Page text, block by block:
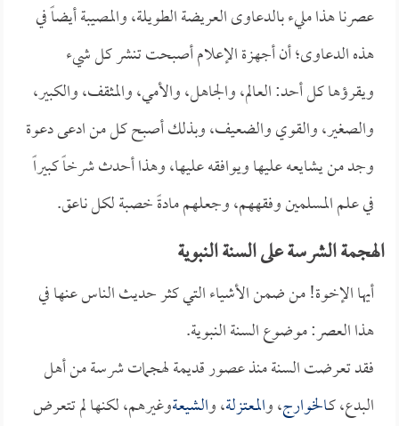
عصرنا هذا مليء بالدعاوى العريضة الطويلة، والمصيبة أيضاً في
هذه الدعاوى؛ أن أجهزة الإعلام أصبحت تنشر كل شيء
ويقرؤها كل أحد: العالم، والجاهل، والأمي، والمثقف، والكبير،
والصغير، والقوي والضعيف، وبذلك أصبح كل من ادعى دعوة
وجد من يشايعه عليها ويوافقه عليها، وهذا أحدث شرخاً كبيراً
في علم المسلمين وفقههم، وجعلهم مادةً خصبة لكل ناعق.
الهجمة الشرسة على السنة النبوية
أيها الإخوة! من ضمن الأشياء التي كثر حديث الناس عنها في
هذا العصر: موضوع السنة النبوية.
فقد تعرضت السنة منذ عصور قديمة لهجمات شرسة من أهل
البدع، كـالخوارج، والمعتزلة، والشيعةوغيرهم، لكنها لم تتعرض